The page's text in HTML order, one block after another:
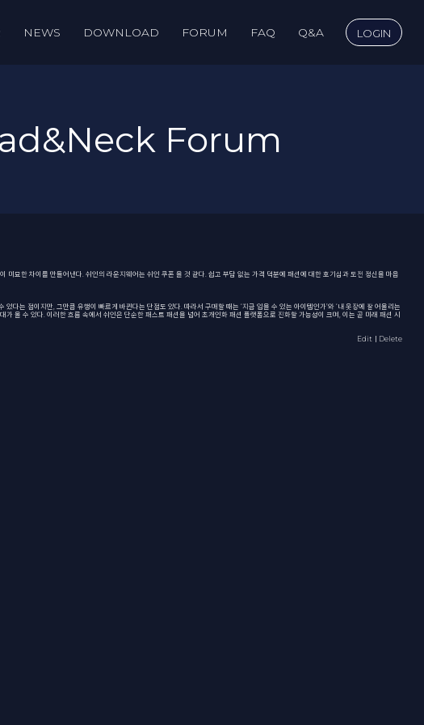
NEWS DOWNLOAD FORUM FAQ Q&A LOGIN
Forum
미묘한 차이를 만들어낸다. 쉬인의 라운지웨어는 쉬인 쿠폰 을 것 같다. 쉽고 부담 없는 가격 덕분에 패션에 대한 호기심과 도전 정신을 마음
있다는 점이지만, 그만큼 유행이 빠르게 바뀐다는 단점도 있다. 따라서 구매할 때는 ‘지금 입을 수 있는 아이템인가’와 ‘내 옷장에 잘 어울리는
가 올 수 있다. 이러한 흐름 속에서 쉬인은 단순한 패스트 패션을 넘어 초개인화 패션 플랫폼으로 진화할 가능성이 크며, 이는 곧 미래 패션 시
Edit ｜Delete